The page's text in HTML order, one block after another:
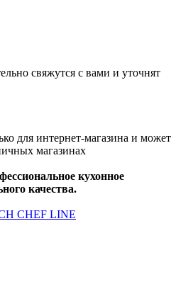
свяжутся с вами и уточнят
для интернет-магазина и может
магазинах
кухонное
качества.
CHEF LINE